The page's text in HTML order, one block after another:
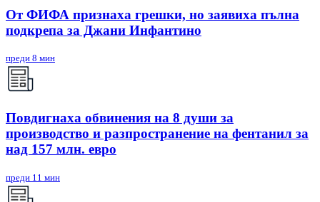
От ФИФА признаха грешки, но заявиха пълна
подкрепа за Джани Инфантино
преди 8 мин
Повдигнаха обвинения на 8 души за
производство и разпространение на фентанил за
над 157 млн. евро
преди 11 мин